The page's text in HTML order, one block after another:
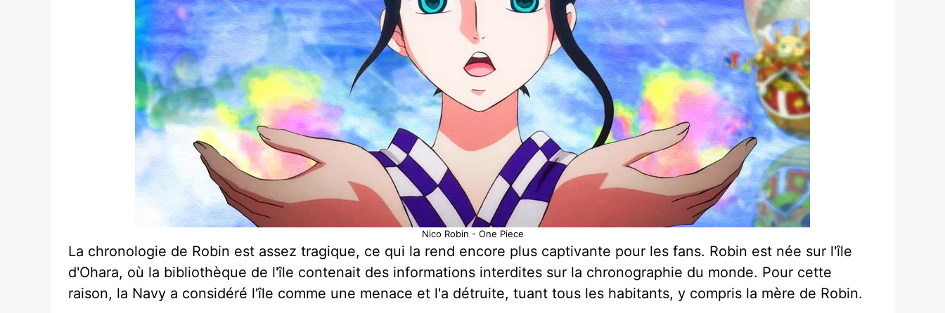
Nico Robin - One Piece
La chronologie de Robin est assez tragique, ce qui la rend encore plus captivante pour les fans. Robin est née sur l'île
d'Ohara, où la bibliothèque de l'île contenait des informations interdites sur la chronographie du monde. Pour cette
raison, la Navy a considéré l'île comme une menace et l'a détruite, tuant tous les habitants, y compris la mère de Robin.